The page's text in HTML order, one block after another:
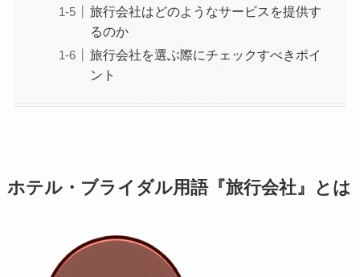
旅行会社はどのようなサービスを提供す
るのか
旅行会社を選ぶ際にチェックすべきポイ
ント
ホテル・ブライダル用語『旅行会社』とは